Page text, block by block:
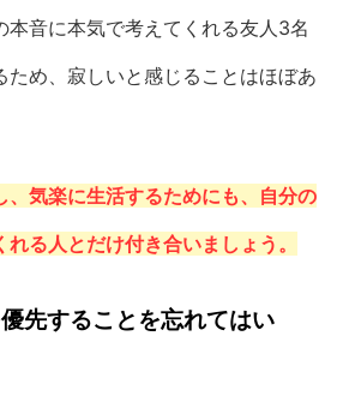
本音に本気で考えてくれる友人3名
ため、寂しいと感じることはほぼあ
、気楽に生活するためにも、自分の
る人とだけ付き合いましょう。
先することを忘れてはい